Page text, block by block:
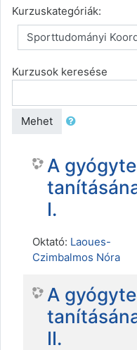
Kurzuskategóriák:
Kurzusok keresése
Mehet
A
I.
Oktató: Laoues-
Czimbalmos Nóra
A
II.